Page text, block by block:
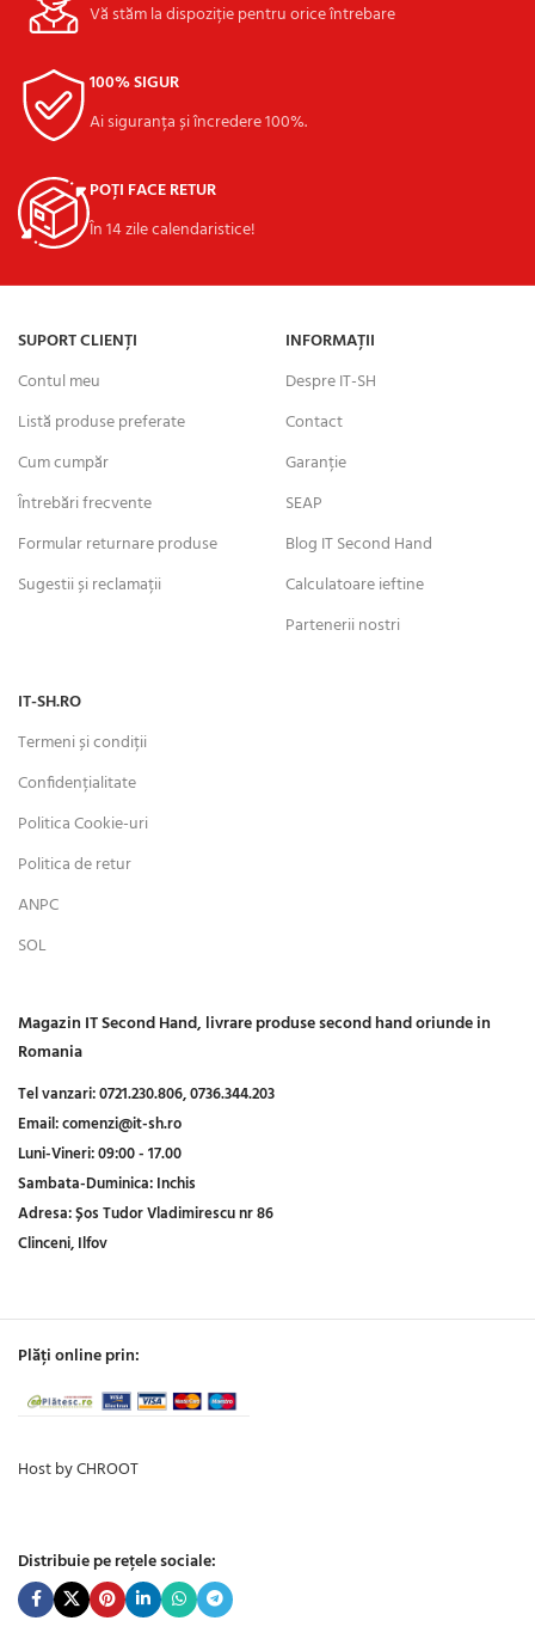
Vă stăm la dispoziție pentru orice întrebare
100% SIGUR
Ai siguranța și încredere 100%.
POȚI FACE RETUR
În 14 zile calendaristice!
SUPORT CLIENȚI
Contul meu
Listă produse preferate
Cum cumpăr
Întrebări frecvente
Formular returnare produse
Sugestii și reclamații
INFORMAȚII
Despre IT-SH
Contact
Garanție
SEAP
Blog IT Second Hand
Calculatoare ieftine
Partenerii nostri
IT-SH.RO
Termeni și condiții
Confidențialitate
Politica Cookie-uri
Politica de retur
ANPC
SOL
Magazin IT Second Hand, livrare produse second hand oriunde in
Romania
Tel vanzari:0721.230.806,0736.344.203
Email:comenzi@it-sh.ro
Luni-Vineri:09:00 - 17.00
Sambata-Duminica:Inchis
Adresa:Șos Tudor Vladimirescu nr 86
Clinceni, Ilfov
Plăți online prin:
Host by CHROOT
Distribuie pe rețele sociale: